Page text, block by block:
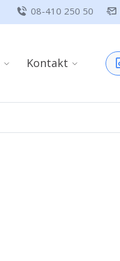
08-410 250 50
Kontakt